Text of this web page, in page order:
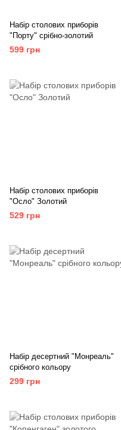
Набір столових приборів
"Порту" срібно-золотий
599 грн
Набір столових приборів
"Осло" Золотий
529 грн
Набір десертний "Монреаль"
срібного кольору
299 грн